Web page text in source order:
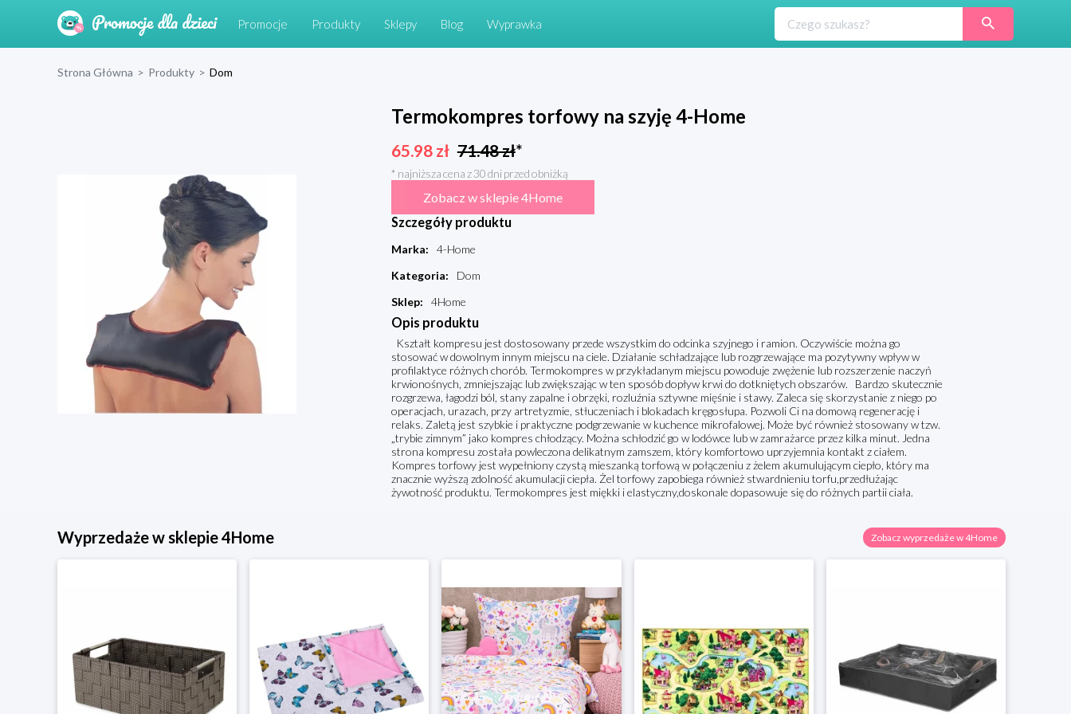
Promocje Produkty Sklepy Blog Wyprawka
Strona Główna > Produkty > Dom
Termokompres torfowy na szyję 4-Home
65.98zł 71.48zł*
* najniższa cena z 30 dni przed obniżką
Zobacz w sklepie 4Home
Szczegóły produktu
Marka:
4-Home
Kategoria:
Dom
Sklep: 4Home
Opis produktu
Kształt kompresu jest dostosowany przede wszystkim do odcinka szyjnego i ramion. Oczywiście można go
stosować w dowolnym innym miejscu na ciele. Działanie schładzające lub rozgrzewające ma pozytywny wpływ w
profilaktyce różnych chorób. Termokompres w przykładanym miejscu powoduje zwężenie lub rozszerzenie naczyń
krwionośnych, zmniejszając lub zwiększając w ten sposób dopływ krwi do dotkniętych obszarów. Bardzo skutecznie
rozgrzewa, łagodzi ból, stany zapalne i obrzęki, rozluźnia sztywne mięśnie i stawy. Zaleca się skorzystanie z niego po
operacjach, urazach, przy artretyzmie, stłuczeniach i blokadach kręgosłupa. Pozwoli Ci na domową regenerację i
relaks. Zaletą jest szybkie i praktyczne podgrzewanie w kuchence mikrofalowej. Może być również stosowany w tzw.
„trybie zimnym” jako kompres chłodzący. Można schłodzić go w lodówce lub w zamrażarce przez kilka minut. Jedna
strona kompresu została powleczona delikatnym zamszem, który komfortowo uprzyjemnia kontakt z ciałem.
Kompres torfowy jest wypełniony czystą mieszanką torfową w połączeniu z żelem akumulującym ciepło, który ma
znacznie wyższą zdolność akumulacji ciepła. Żel torfowy zapobiega również stwardnieniu torfu,przedłużając
żywotność produktu. Termokompres jest miękki i elastyczny,doskonale dopasowuje się do różnych partii ciała.
Wyprzedaże w sklepie 4Home Zobacz wyprzedaże w 4Home